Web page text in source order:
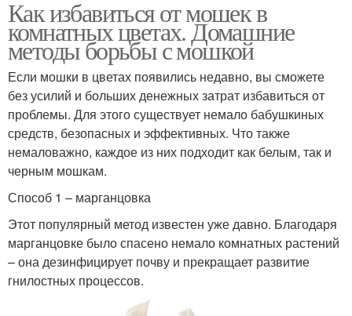
Как избавиться от мошек в
комнатных цветах. Домашние
методы борьбы с мошкой
Если мошки в цветах появились недавно, вы сможете
без усилий и больших денежных затрат избавиться от
проблемы. Для этого существует немало бабушкиных
средств, безопасных и эффективных. Что также
немаловажно, каждое из них подходит как белым, так и
черным мошкам.
Способ 1 – марганцовка
Этот популярный метод известен уже давно. Благодаря
марганцовке было спасено немало комнатных растений
– она дезинфицирует почву и прекращает развитие
гнилостных процессов.